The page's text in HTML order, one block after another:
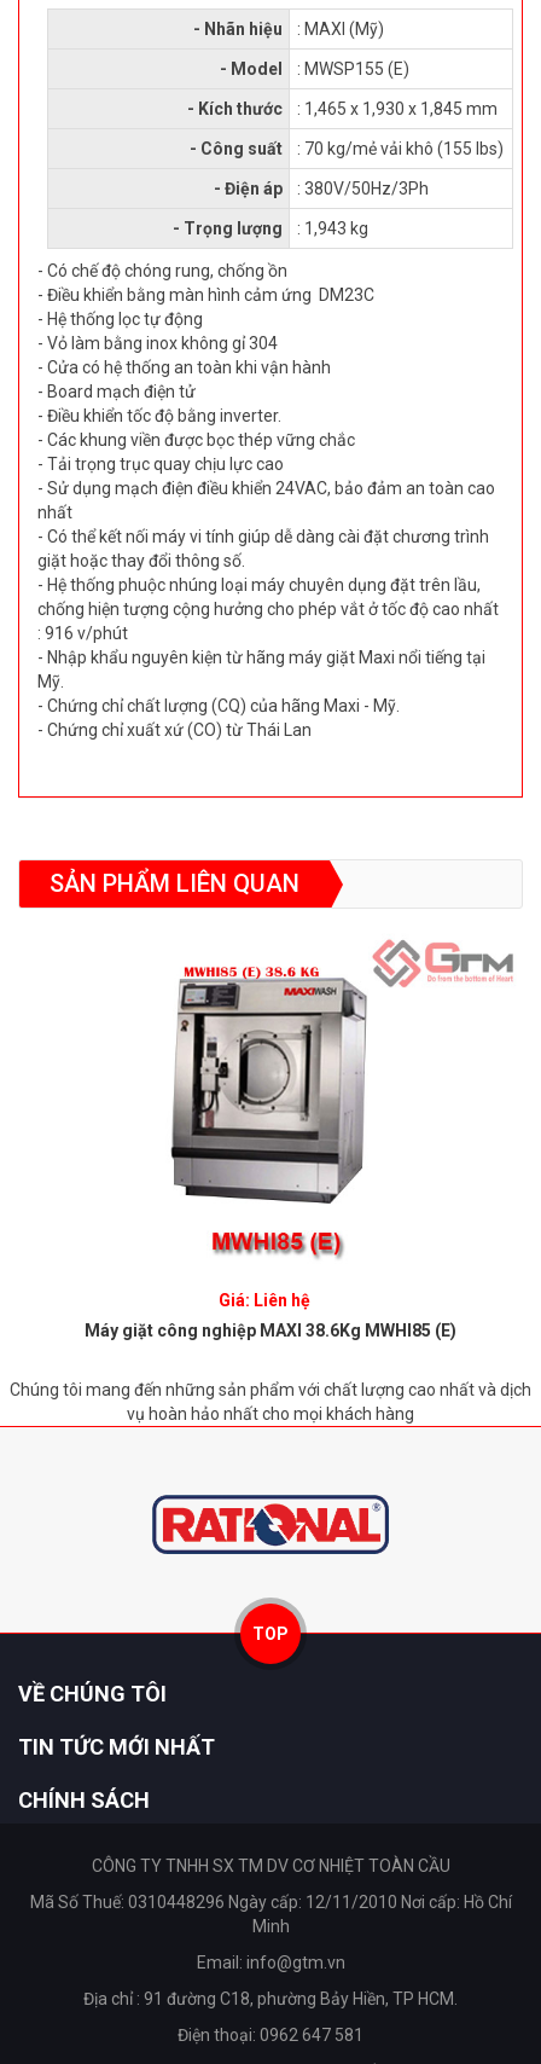
- Nhãn hiệu : MAXI (Mỹ)
- Model : MWSP155 (E)
- Kích thước : 1,465 x 1,930 x 1,845 mm
- Công suất : 70 kg/mẻ vải khô (155 lbs)
- Điện áp : 380V/50Hz/3Ph
- Trọng lượng : 1,943 kg
- Có chế độ chóng rung, chống ồn
- Điều khiển bằng màn hình cảm ứng DM23C
- Hệ thống lọc tự động
- Vỏ làm bằng inox không gỉ 304
- Cửa có hệ thống an toàn khi vận hành
- Board mạch điện tử
- Điều khiển tốc độ bằng inverter.
- Các khung viền được bọc thép vững chắc
- Tải trọng trục quay chịu lực cao
- Sử dụng mạch điện điều khiển 24VAC, bảo đảm an toàn cao
nhất
- Có thể kết nối máy vi tính giúp dễ dàng cài đặt chương trình
giặt hoặc thay đổi thông số.
- Hệ thống phuộc nhúng loại máy chuyên dụng đặt trên lầu,
chống hiện tượng cộng hưởng cho phép vắt ở tốc độ cao nhất
: 916 v/phút
- Nhập khẩu nguyên kiện từ hãng máy giặt Maxi nổi tiếng tại
Mỹ.
- Chứng chỉ chất lượng (CQ) của hãng Maxi - Mỹ.
- Chứng chỉ xuất xứ (CO) từ Thái Lan
SẢN PHẨM LIÊN QUAN
Giá: Liên hệ
Máy giặt công nghiệp MAXI 38.6Kg MWHI85 (E)
Chúng tôi mang đến những sản phẩm với chất lượng cao nhất và dịch
vụ hoàn hảo nhất cho mọi khách hàng
TOP
VỀ CHÚNG TÔI
TIN TỨC MỚI NHẤT
CHÍNH SÁCH
CÔNG TY TNHH SX TM DV CƠ NHIỆT TOÀN CẦU
Mã Số Thuế: 0310448296 Ngày cấp: 12/11/2010 Nơi cấp: Hồ Chí
Minh
Email: info@gtm.vn
Địa chỉ : 91 đường C18, phường Bảy Hiền, TP HCM.
Điện thoại: 0962 647 581